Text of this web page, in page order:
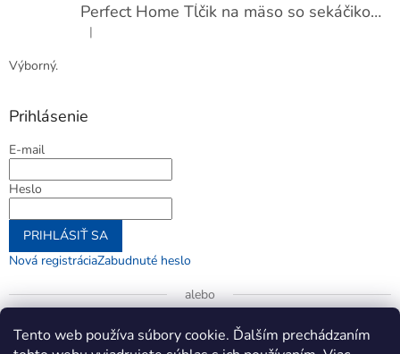
Tento web používa súbory cookie. Ďalším prechádzaním
Perfect Home Tĺčik na mäso so sekáčikom, 56893
Hodnotenie produktu je 5 z 5 hviezdičiek.
|
Výborný.
Prihlásenie
E-mail
Heslo
PRIHLÁSIŤ SA
Nová registráciaZabudnuté heslo
alebo
Prihlásiť sa cez Google